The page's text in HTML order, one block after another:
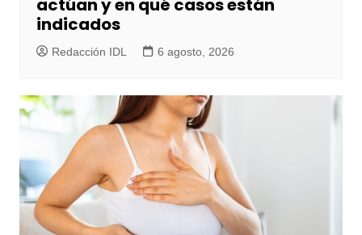
actúan y en qué casos están
indicados
Redacción IDL 6 agosto, 2026